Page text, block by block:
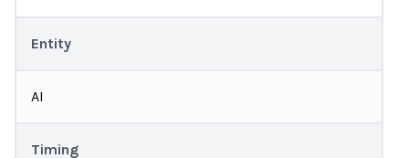
Entity
AI
Timing